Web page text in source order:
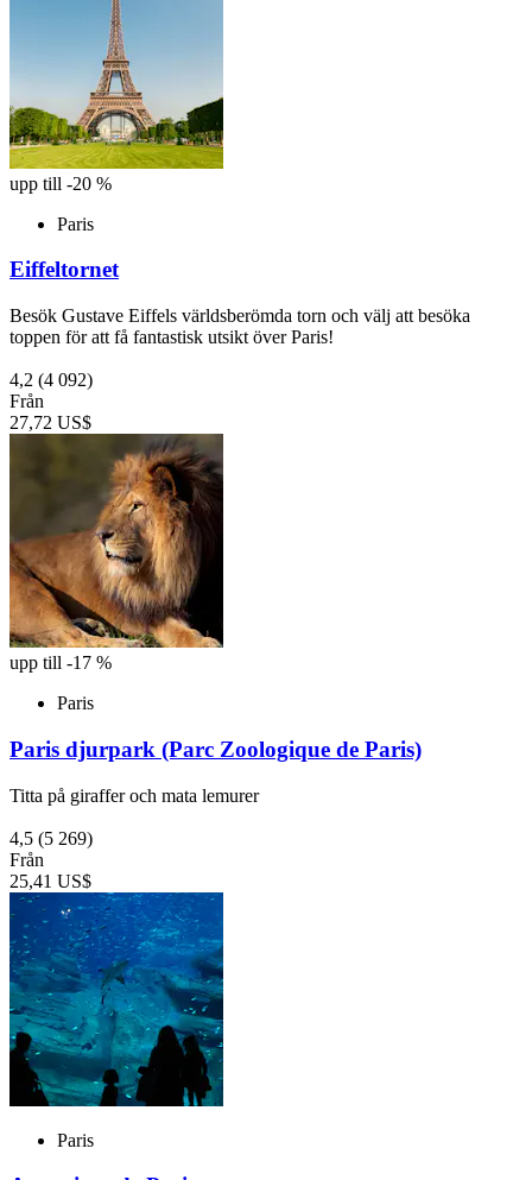
upp till -20 %
Paris
Eiffeltornet
Besök Gustave Eiffels världsberömda torn och välj att besöka
toppen för att få fantastisk utsikt över Paris!
4,2 (4 092)
Från
27,72 US$
upp till -17 %
Paris
Paris djurpark (Parc Zoologique de Paris)
Titta på giraffer och mata lemurer
4,5 (5 269)
Från
25,41 US$
Paris